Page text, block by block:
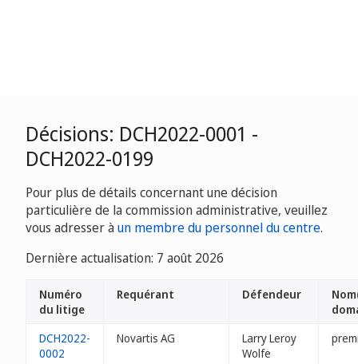
Décisions: DCH2022-0001 -
DCH2022-0199
Pour plus de détails concernant une décision
particulière de la commission administrative, veuillez
vous adresser àun membre du personnel du centre.
Dernière actualisation: 7 août 2026
Numéro
du litige
Requérant Défendeur
DCH2022-
0002
Novartis AG
Larry Leroy
Wolfe